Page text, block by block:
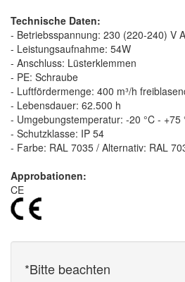
Technische Daten:
- Betriebsspannung: 230 (220-240) V
- Leistungsaufnahme: 54W
- Anschluss: Lüsterklemmen
- PE: Schraube
- Luftfördermenge: 400 m³/h
- Lebensdauer: 62.500 h
- Umgebungstemperatur: -20 °C - +75
- Schutzklasse: IP 54
- Farbe: RAL 7035 / Alternativ: RAL
Approbationen:
CE
*Bitte beachten